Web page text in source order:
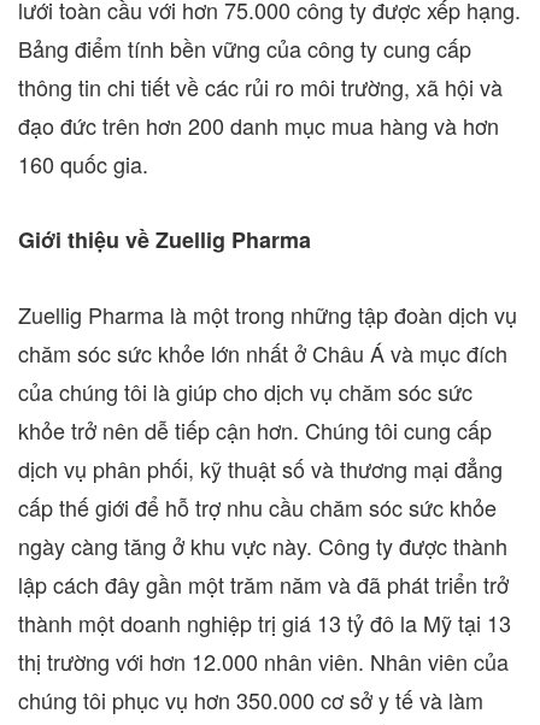
lưới toàn cầu với hơn 75.000 công ty được xếp hạng.
Bảng điểm tính bền vững của công ty cung cấp
thông tin chi tiết về các rủi ro môi trường, xã hội và
đạo đức trên hơn 200 danh mục mua hàng và hơn
160 quốc gia.
Giới thiệu về Zuellig Pharma
Zuellig Pharma là một trong những tập đoàn dịch vụ
chăm sóc sức khỏe lớn nhất ở Châu Á và mục đích
của chúng tôi là giúp cho dịch vụ chăm sóc sức
khỏe trở nên dễ tiếp cận hơn. Chúng tôi cung cấp
dịch vụ phân phối, kỹ thuật số và thương mại đẳng
cấp thế giới để hỗ trợ nhu cầu chăm sóc sức khỏe
ngày càng tăng ở khu vực này. Công ty được thành
lập cách đây gần một trăm năm và đã phát triển trở
thành một doanh nghiệp trị giá 13 tỷ đô la Mỹ tại 13
thị trường với hơn 12.000 nhân viên. Nhân viên của
chúng tôi phục vụ hơn 350.000 cơ sở y tế và làm